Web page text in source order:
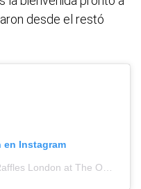
desde el restó
en Instagram